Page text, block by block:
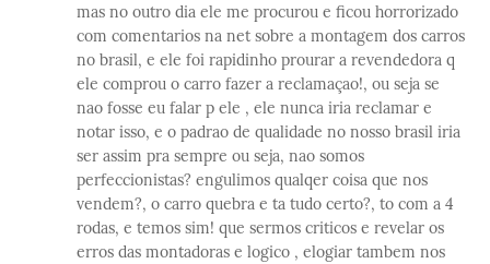
mas no outro dia ele me procurou e ficou horrorizado
com comentarios na net sobre a montagem dos carros
no brasil, e ele foi rapidinho prourar a revendedora q
ele comprou o carro fazer a reclamaçao!, ou seja se
nao fosse eu falar p ele , ele nunca iria reclamar e
notar isso, e o padrao de qualidade no nosso brasil iria
ser assim pra sempre ou seja, nao somos
perfeccionistas? engulimos qualqer coisa que nos
vendem?, o carro quebra e ta tudo certo?, to com a 4
rodas, e temos sim! que sermos criticos e revelar os
erros das montadoras e logico , elogiar tambem nos